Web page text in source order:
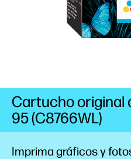
Imprima gráficos y
Cartucho original
95 (C8766WL)